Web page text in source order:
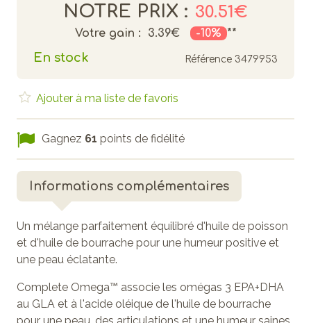
NOTRE PRIX : 30.51€
Votre gain : 3.39€ -10% **
En stock Référence 3479953
Ajouter à ma liste de favoris
Gagnez 61 points de fidélité
Informations complémentaires
Un mélange parfaitement équilibré d'huile de poisson
et d'huile de bourrache pour une humeur positive et
une peau éclatante.
Complete Omega™ associe les omégas 3 EPA+DHA
au GLA et à l'acide oléique de l'huile de bourrache
pour une peau, des articulations et une humeur saines.